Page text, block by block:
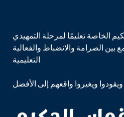
الخاصة تعليمًا لمرحلة التمهيدي
بين الصرامة والانضباط والفعالية
التعليمية
ويقودوا ويغيروا واقعهم إلى الأفضل